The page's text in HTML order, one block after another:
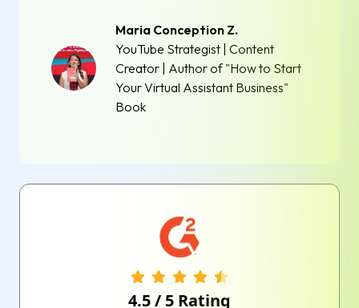
Maria Conception Z.
YouTube Strategist | Content
Creator | Author of "How to Start
Your Virtual Assistant Business"
Book
4.5/ 5 Rating